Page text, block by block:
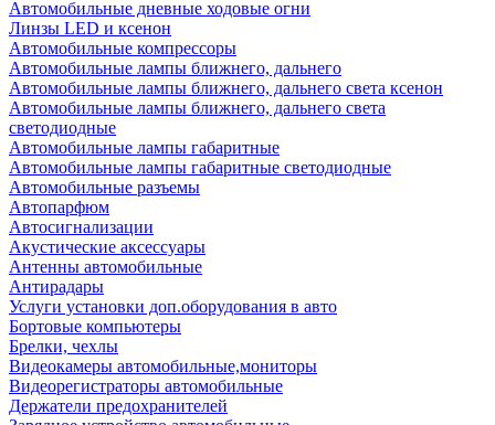
Автомобильные дневные ходовые огни
Линзы LED и ксенон
Автомобильные компрессоры
Автомобильные лампы ближнего, дальнего
Автомобильные лампы ближнего, дальнего света ксенон
Автомобильные лампы ближнего, дальнего света
светодиодные
Автомобильные лампы габаритные
Автомобильные лампы габаритные светодиодные
Автомобильные разъемы
Автопарфюм
Автосигнализации
Акустические аксессуары
Антенны автомобильные
Антирадары
Услуги установки доп.оборудования в авто
Бортовые компьютеры
Брелки, чехлы
Видеокамеры автомобильные,мониторы
Видеорегистраторы автомобильные
Держатели предохранителей